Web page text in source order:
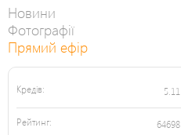
Новини
Фотографії
Прямий ефір
Кредів: 5.11
Рейтинг: 64698